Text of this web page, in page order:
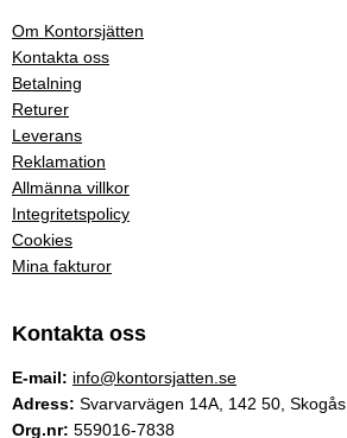
Om Kontorsjätten
Kontakta oss
Betalning
Returer
Leverans
Reklamation
Allmänna villkor
Integritetspolicy
Cookies
Mina fakturor
Kontakta oss
E-mail: info@kontorsjatten.se
Adress: Svarvarvägen 14A, 142 50, Skogås
Org.nr: 559016-7838